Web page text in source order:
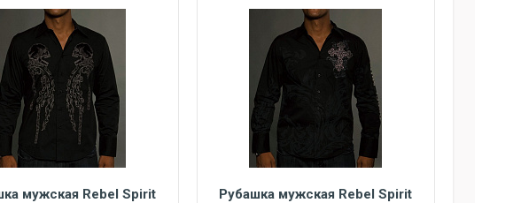
мужская Rebel Spirit
Рубашка мужская Rebel Spirit